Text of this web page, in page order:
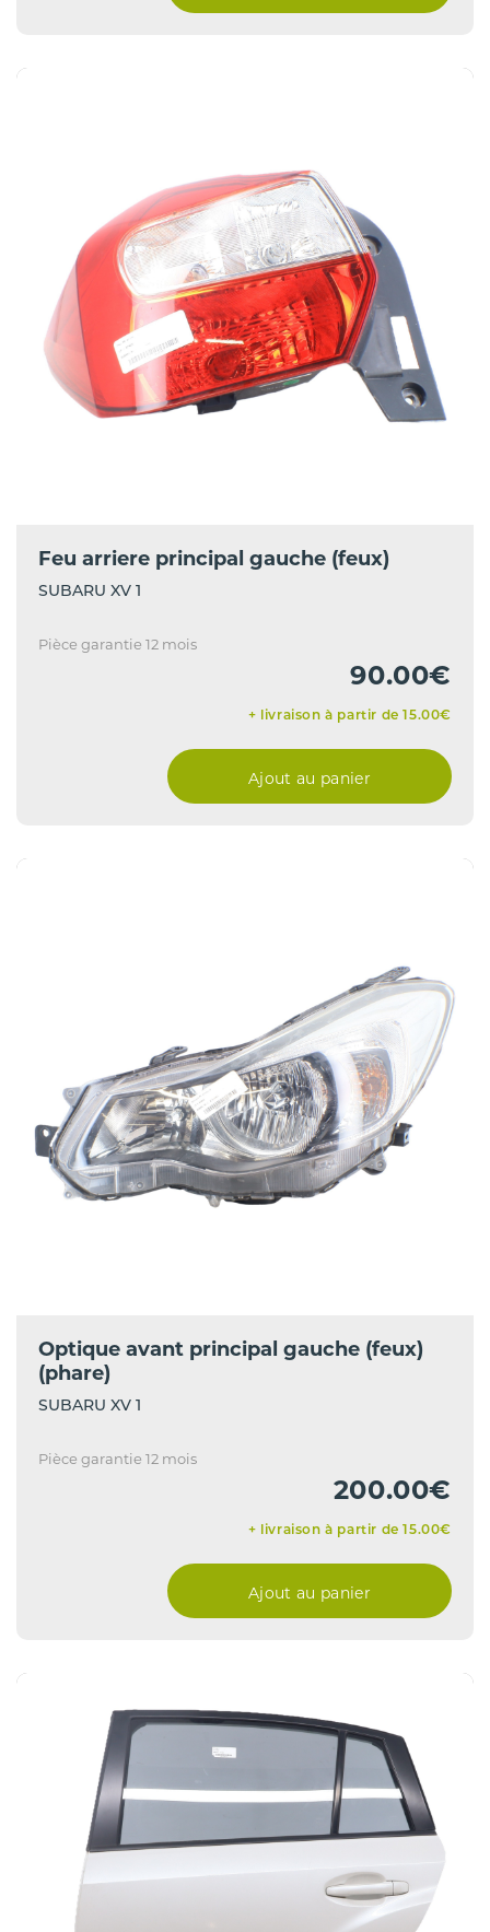
Feu arriere principal gauche (feux)
SUBARU XV 1
Pièce garantie 12 mois
90.00€
+ livraison à partir de 15.00€
Ajout au panier
Optique avant principal gauche (feux)
(phare)
SUBARU XV 1
Pièce garantie 12 mois
200.00€
+ livraison à partir de 15.00€
Ajout au panier